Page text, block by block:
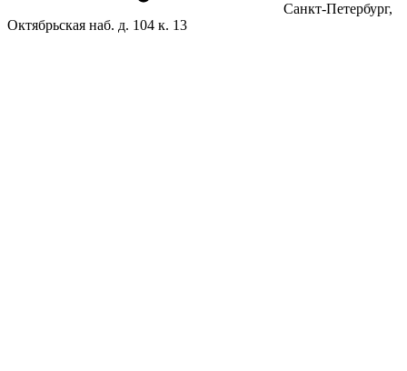
Санкт-Петербург,
Октябрьская наб. д. 104 к. 13